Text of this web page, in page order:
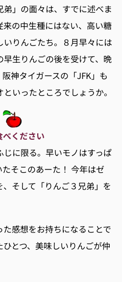
」の面々は、すでに述べま
来の中生種にはない、高い糖
りんごたち。８月早々には
早生りんごの後を受けて、晩
神タイガースの「JFK」も
いったところでしょうか。
べください
に限る。早いモノはすっぱ
そこのあーた！ 今年はゼ
そして「りんご３兄弟」を
感想をお持ちになることで
とつ、美味しいりんごが仲